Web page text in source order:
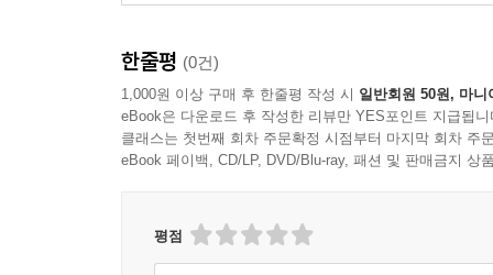
입으론 “완벽하게!”를 외치지만 알고 보면 겁
알려주는 동화입니다. 힘들이지 않고 소원을 이
품고 있습니다. 도둑 아저씨의 활약에 몰입해 읽
테니까요.
한줄평 (0건)
1,000원 이상 구매 후 한줄평 작성 시 일반회원 50원, 마니
eBook은 다운로드 후 작성한 리뷰만 YES포인트 지급됩니
클래스는 첫번째 회차 주문확정 시점부터 마지막 회차 주
eBook 페이백, CD/LP, DVD/Blu-ray, 패션 및 판매금지 상
평점